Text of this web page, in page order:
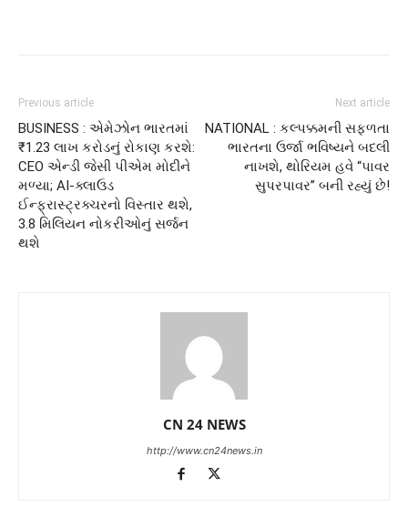
Previous article
BUSINESS : એમેઝોન ભારતમાં
₹1.23 લાખ કરોડનું રોકાણ કરશે:
CEO એન્ડી જેસી પીએમ મોદીને
મળ્યા; AI-ક્લાઉડ
ઈન્ફ્રાસ્ટ્રક્ચરનો વિસ્તાર થશે,
3.8 મિલિયન નોકરીઓનું સર્જન
થશે
Next article
NATIONAL : કલ્પક્કમની સફળતા
ભારતના ઉર્જા ભવિષ્યને બદલી
નાખશે, થોરિયમ હવે “પાવર
સુપરપાવર” બની રહ્યું છે!
CN 24 NEWS
http://www.cn24news.in